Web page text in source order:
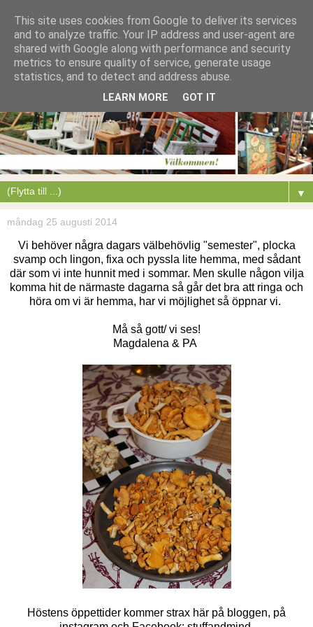
▼
måndag 25 augusti 2014
Vi behöver några dagars välbehövlig "semester", plocka
svamp och lingon, fixa och pyssla lite hemma, med sådant
där som vi inte hunnit med i sommar. Men skulle någon vilja
komma hit de närmaste dagarna så går det bra att ringa och
höra om vi är hemma, har vi möjlighet så öppnar vi.
Må så gott/ vi ses!
Magdalena & PA
Höstens öppettider kommer strax här på bloggen, på
This site uses cookies from Google to deliver its services
and to analyze traffic. Your IP address and user-agent are
shared with Google along with performance and security
metrics to ensure quality of service, generate usage
statistics, and to detect and address abuse.
LEARN MORE GOT IT